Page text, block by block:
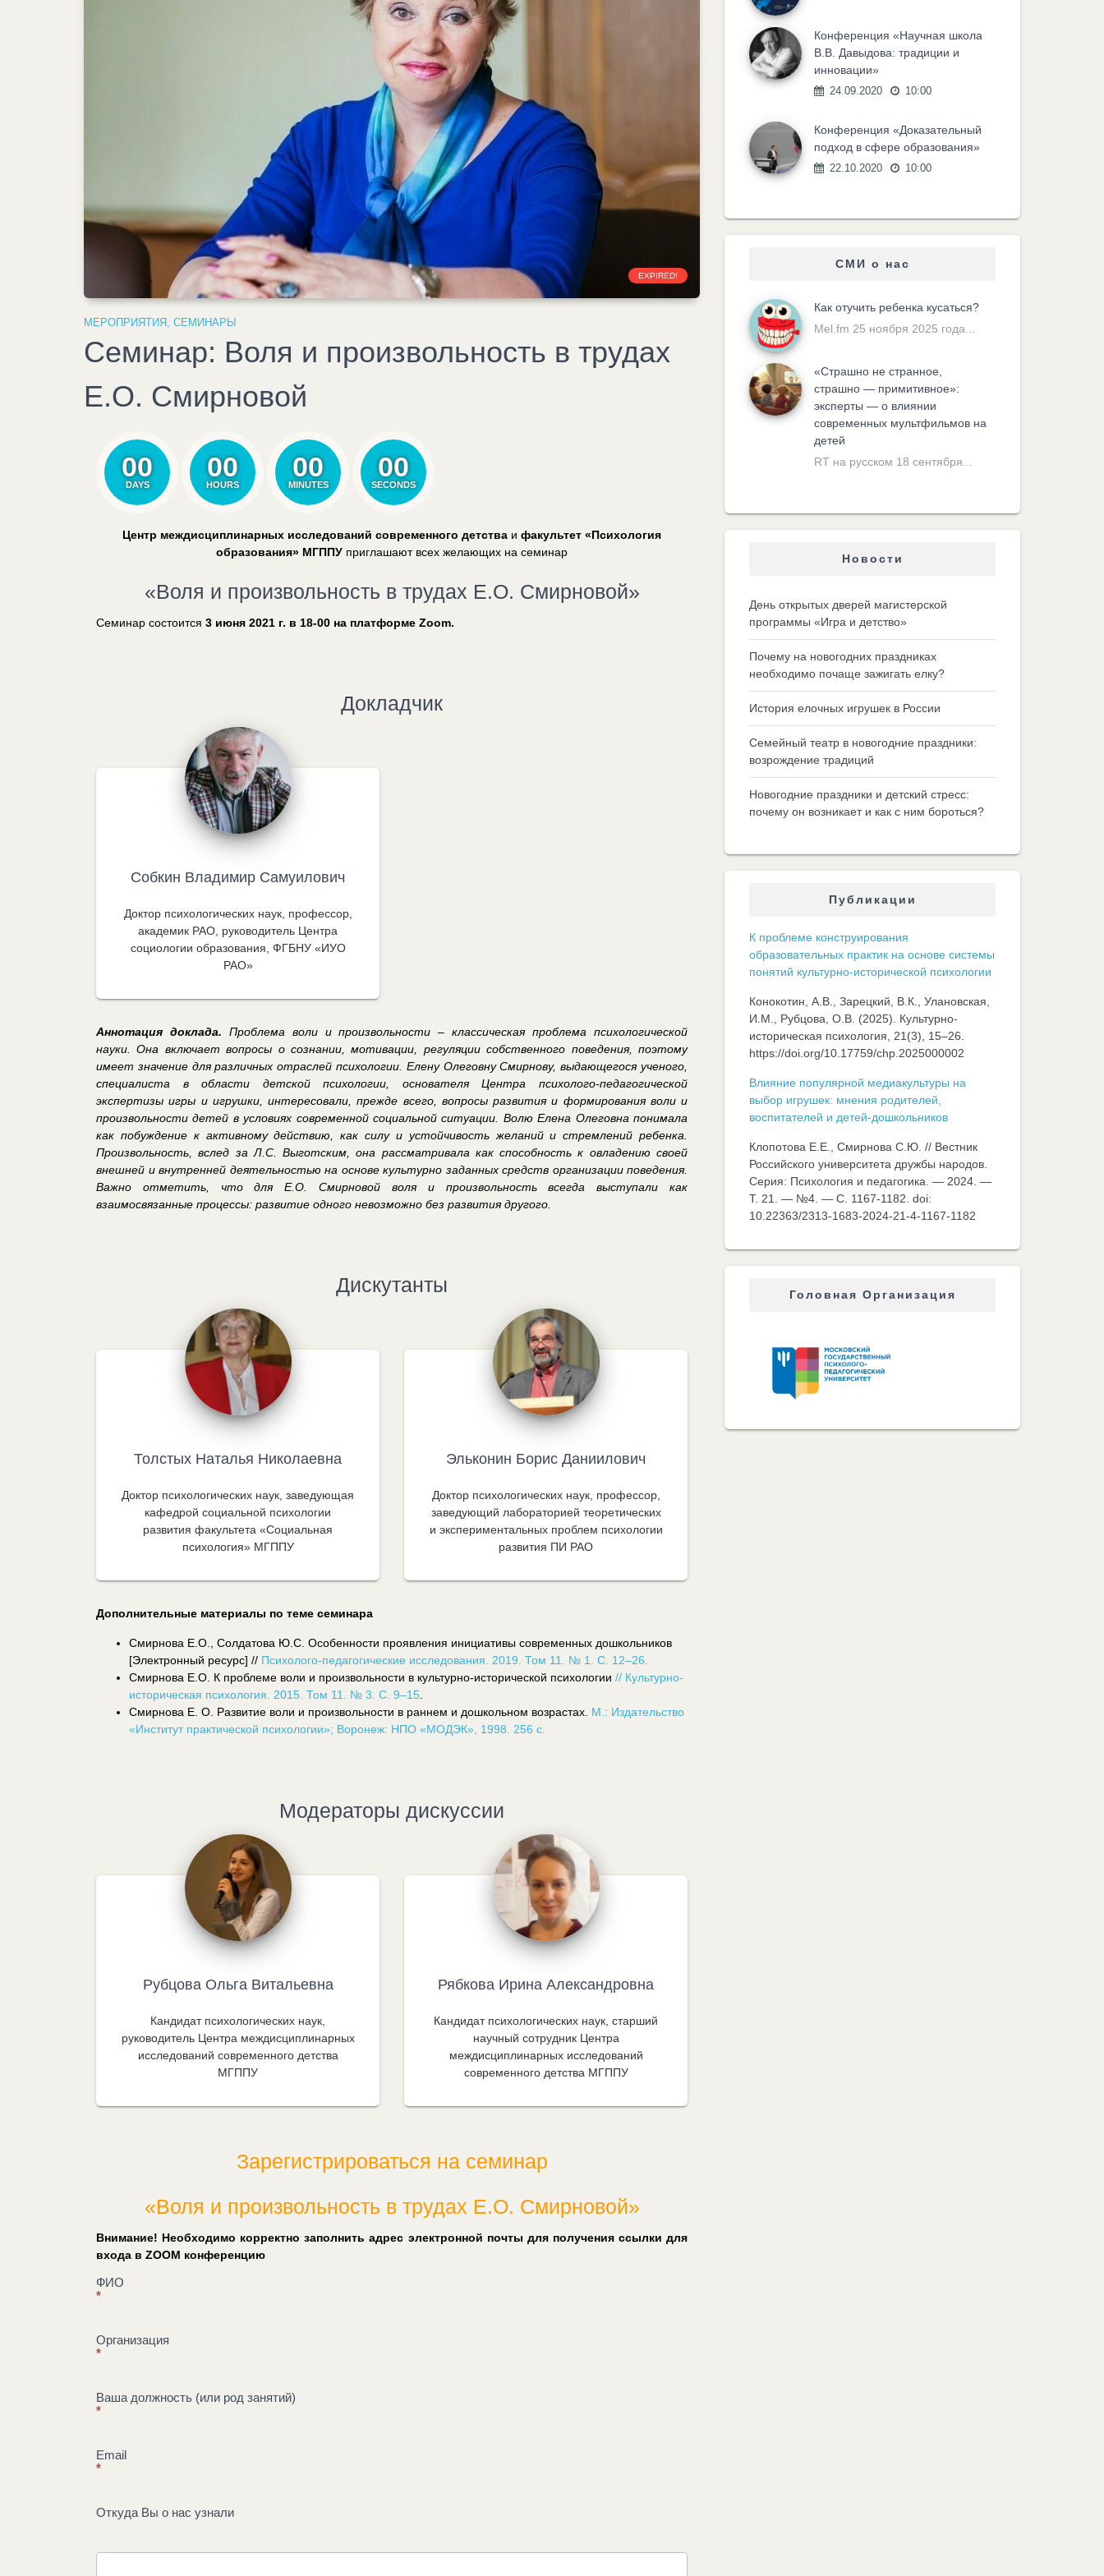
EXPIRED!
МЕРОПРИЯТИЯ , СЕМИНАРЫ
Семинар: Воля и произвольность в трудах
Е.О. Смирновой
00
DAYS
00
HOURS
00
MINUTES
00
SECONDS
Центр междисциплинарных исследований современного детства и факультет «Психология
образования» МГППУ приглашают всех желающих на семинар
«Воля и произвольность в трудах Е.О. Смирновой»
Семинар состоится 3 июня 2021 г. в 18-00 на платформе Zoom.
Докладчик
Собкин Владимир Самуилович
Доктор психологических наук, профессор,
академик РАО, руководитель Центра
социологии образования, ФГБНУ «ИУО
РАО»
Аннотация доклада. Проблема воли и произвольности – классическая проблема психологической
науки. Она включает вопросы о сознании, мотивации, регуляции собственного поведения, поэтому
имеет значение для различных отраслей психологии. Елену Олеговну Смирнову, выдающегося ученого,
специалиста в области детской психологии, основателя Центра психолого-педагогической
экспертизы игры и игрушки,
интересовали, прежде всего, вопросы развития и формирования воли и
произвольностидетей в условиях современной социальной ситуации. Волю Елена Олеговна понимала
как побуждение к активному действию, как силу и устойчивость желаний и стремлений ребенка.
Произвольность, вслед за Л.С. Выготским, она рассматривала как способность к овладению своей
внешней и внутренней деятельностью на основе культурно заданных средств организации поведения.
Важно отметить, что для Е.О. Смирновой воля и произвольностьвсегда выступаликак
взаимосвязанные процессы: развитие одного невозможно без развития другого.
Дискутанты
Толстых Наталья Николаевна
Доктор психологических наук, заведующая
кафедрой социальной психологии
развития факультета «Социальная
психология» МГППУ
Эльконин Борис Даниилович
Доктор психологических наук, профессор,
заведующий лабораторией теоретических
и экспериментальных проблем психологии
развития ПИ РАО
Дополнительные материалы по теме семинара
Смирнова Е.О., Солдатова Ю.С. Особенности проявления инициативы современных дошкольников
[Электронный ресурс] // Психолого-педагогические исследования. 2019. Том 11. № 1. С. 12–26.
Смирнова Е.О. К проблеме воли и произвольности в культурно-исторической психологии // Культурно-
историческая психология. 2015. Том 11. № 3. С. 9–15
Смирнова Е. О. Развитие воли и произвольности в раннем и дошкольном возрастах. М.: Издательство
«Институт практической психологии»; Воронеж: НПО «МОДЭК», 1998. 256 с.
Модераторы дискуссии
Рубцова Ольга Витальевна
Кандидат психологических наук,
руководитель Центра междисциплинарных
исследований современного детства
МГППУ
Рябкова Ирина Александровна
Кандидат психологических наук, старший
научный сотрудник Центра
междисциплинарных исследований
современного детства МГППУ
Зарегистрироваться на семинар
«Воля и произвольность в трудах Е.О. Смирновой»
Внимание! Необходимо корректно заполнить адрес электронной почты для получения ссылки для
входа в ZOOM конференцию
Регистрация
на
«Воля
и
ФИО
*
Организация
*
Ваша должность (или род занятий)
*
Email
*
Откуда Вы о нас узнали
Конференция «Научная школа
В.В. Давыдова: традиции и
инновации»
24.09.2020 10:00
Конференция «Доказательный
подход в сфере образования»
22.10.2020 10:00
СМИ о нас
Как отучить ребенка кусаться?
Mel.fm 25 ноября 2025 года...
«Cтрашно не странное,
страшно — примитивное»:
эксперты — о влиянии
современных мультфильмов на
детей
RT на русском 18 сентября...
Новости
День открытых дверей магистерской
программы «Игра и детство»
Почему на новогодних праздниках
необходимо почаще зажигать елку?
История елочных игрушек в России
Семейный театр в новогодние праздники:
возрождение традиций
Новогодние праздники и детский стресс:
почему он возникает и как с ним бороться?
Публикации
К проблеме конструирования
образовательных практик на основе системы
понятий культурно-исторической психологии
Конокотин, А.В., Зарецкий, В.К., Улановская,
И.М., Рубцова, О.В. (2025). Культурно-
историческая психология, 21(3), 15–26.
https://doi.org/10.17759/chp.2025000002
Влияние популярной медиакультуры на
выбор игрушек: мнения родителей,
воспитателей и детей-дошкольников
Клопотова Е.Е., Смирнова С.Ю. // Вестник
Российского университета дружбы народов.
Серия: Психология и педагогика. — 2024. —
Т. 21. — №4. — C. 1167-1182. doi:
10.22363/2313-1683-2024-21-4-1167-1182
Головная Организация